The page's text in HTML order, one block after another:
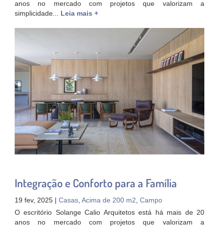
anos no mercado com projetos que valorizam a
simplicidade...
Leia mais +
Integração e Conforto para a Família
19 fev, 2025 | Casas Acima de 200 m2 Campo
O escritório Solange Calio Arquitetos está há mais de 20
anos no mercado com projetos que valorizam a